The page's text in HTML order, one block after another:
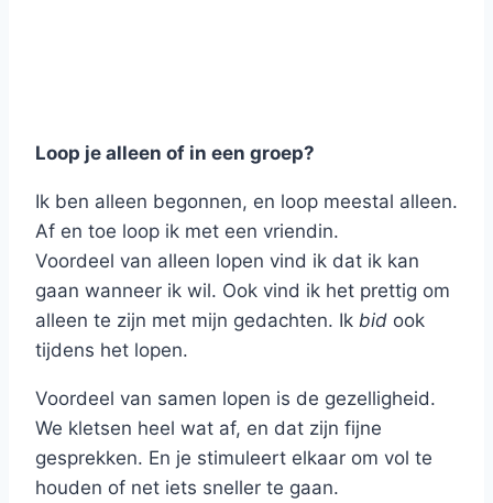
Loop je alleen of in een groep?
Ik ben alleen begonnen, en loop meestal alleen.
Af en toe loop ik met een vriendin.
Voordeel van alleen lopen vind ik dat ik kan
gaan wanneer ik wil. Ook vind ik het prettig om
alleen te zijn met mijn gedachten. Ik bid ook
tijdens het lopen.
Voordeel van samen lopen is de gezelligheid.
We kletsen heel wat af, en dat zijn fijne
gesprekken. En je stimuleert elkaar om vol te
houden of net iets sneller te gaan.